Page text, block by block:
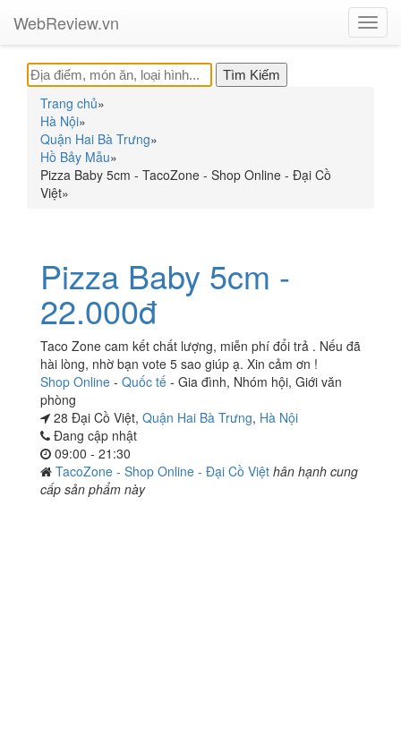
WebReview.vn
Trang chủ»
Hà Nội»
Quận Hai Bà Trưng»
Hồ Bảy Mẫu»
Pizza Baby 5cm - TacoZone - Shop Online - Đại Cồ
Việt»
Pizza Baby 5cm -
22.000đ
Taco Zone cam kết chất lượng, miễn phí đổi trả . Nếu đã
hài lòng, nhờ bạn vote 5 sao giúp ạ. Xin cảm ơn !
Shop Online - Quốc tế - Gia đình, Nhóm hội, Giới văn
phòng
28 Đại Cồ Việt, Quận Hai Bà Trưng, Hà Nội
Đang cập nhật
09:00 - 21:30
TacoZone - Shop Online - Đại Cồ Việt hân hạnh cung
cấp sản phẩm này